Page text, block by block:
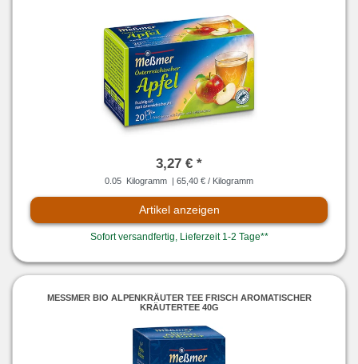
3,27 € *
0.05 Kilogramm | 65,40 € / Kilogramm
Artikel anzeigen
Sofort versandfertig, Lieferzeit 1-2 Tage**
MESSMER BIO ALPENKRÄUTER TEE FRISCH AROMATISCHER K
RÄUTERTEE 40G